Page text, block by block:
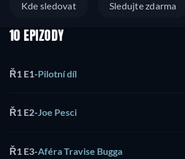
Kde sledovat Sledujte zdarma
10 EPIZODY
Ř1 E1-Pilotní díl
Ř1 E2-Joe Pesci
Ř1 E3-Aféra Travise Bugga